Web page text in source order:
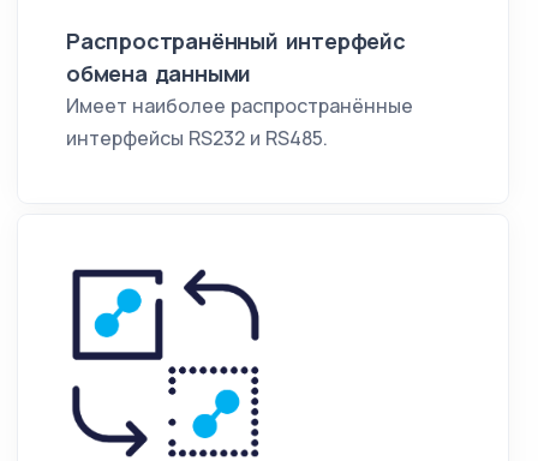
Распространённый интерфейс
обмена данными
Имеет наиболее распространённые
интерфейсы RS232 и RS485.